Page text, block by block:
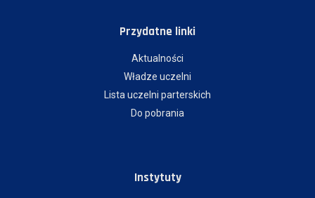
Przydatne linki
Aktualności
Władze uczelni
Lista uczelni parterskich
Do pobrania
Instytuty